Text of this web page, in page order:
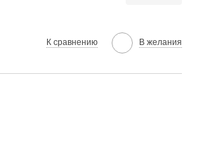
К сравнению В желания